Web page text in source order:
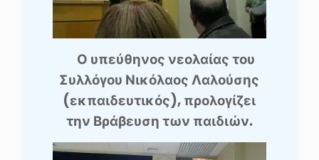
Ο υπεύθηνος νεολαίας του
Συλλόγου Νικόλαος Λαλούσης
(εκπαιδευτικός), προλογίζει
την Βράβευση των παιδιών.